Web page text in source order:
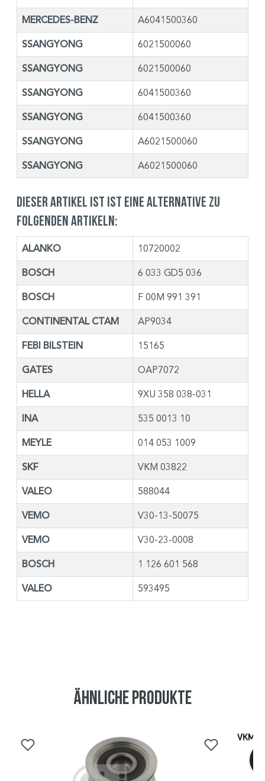
MERCEDES-BENZ A6041500360
SSANGYONG 6021500060
SSANGYONG 6021500060
SSANGYONG 6041500360
SSANGYONG 6041500360
SSANGYONG A6021500060
SSANGYONG A6021500060
Dieser Artikel ist ist eine Alternative zu
folgenden Artikeln:
ALANKO 10720002
BOSCH 6 033 GD5 036
BOSCH F 00M 991 391
CONTINENTAL CTAM AP9034
FEBI BILSTEIN 15165
GATES OAP7072
HELLA 9XU 358 038-031
INA 535 0013 10
MEYLE 014 053 1009
SKF VKM 03822
VALEO 588044
VEMO V30-13-50075
VEMO V30-23-0008
BOSCH 1 126 601 568
VALEO 593495
Ähnliche Produkte